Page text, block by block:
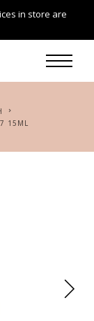
in store are
15ML